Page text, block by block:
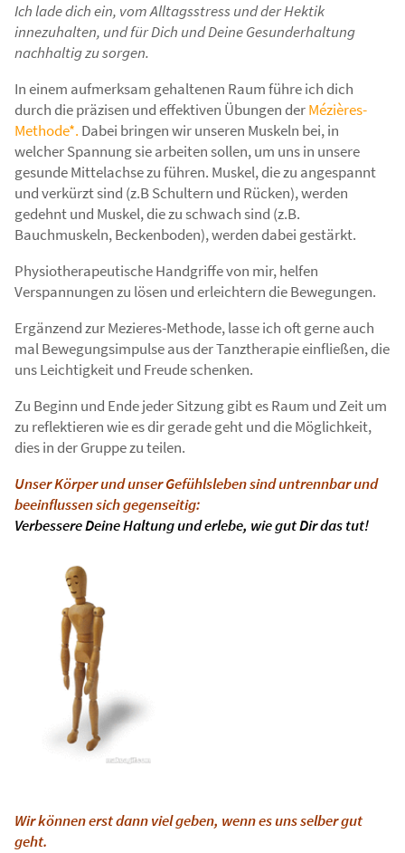
Ich lade dich ein, vom Alltagsstress und der Hektik
innezuhalten, und für Dich und Deine Gesunderhaltung
nachhaltig zu sorgen.
In einem aufmerksam gehaltenen Raum führe ich dich
durch die präzisen und effektiven Übungen derMézières-
Methode*. Dabei bringen wir unseren Muskeln bei, in
welcher Spannung sie arbeiten sollen, um uns in unsere
gesunde Mittelachse zu führen. Muskel, die zu angespannt
und verkürzt sind (z.B Schultern und Rücken), werden
gedehnt und Muskel, die zu schwach sind (z.B.
Bauchmuskeln, Beckenboden), werden dabei gestärkt.
Physiotherapeutische Handgriffe von mir, helfen
Verspannungen zu lösen und erleichtern die Bewegungen.
Ergänzend zur Mezieres-Methode, lasse ich oft gerne auch
mal Bewegungsimpulse aus der Tanztherapie einfließen, die
uns Leichtigkeit und Freude schenken.
Zu Beginn und Ende jeder Sitzung gibt es Raum und Zeit um
zu reflektieren wie es dir gerade geht und die Möglichkeit,
dies in der Gruppe zu teilen.
Unser Körper und unser Gefühlsleben sind untrennbar und
beeinflussen sich gegenseitig:
Verbessere Deine Haltung und erlebe, wie gut Dir das tut!
Wir können erst dann viel geben, wenn es uns selber gut
geht.